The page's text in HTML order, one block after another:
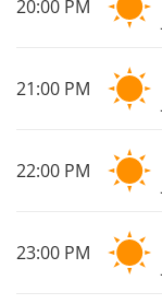
20:00 PM
21:00 PM
22:00 PM
23:00 PM